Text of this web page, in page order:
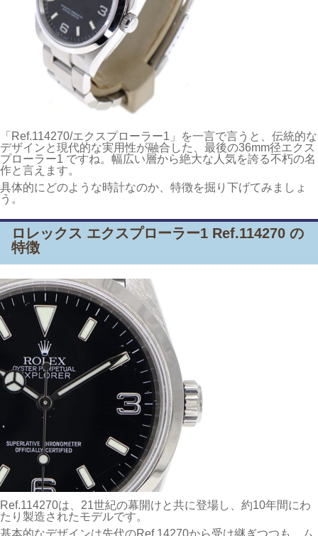
「Ref.114270/エクスプローラー1」を一言で言うと、伝統的な
デザインと現代的な実用性が融合した、最後の36mm径エクス
プローラー1 ですね。幅広い層から絶大な人気を誇る不朽の名
作と言えます。
具体的にどのような時計なのか、特徴を掘り下げてみましょ
う。
ロレックス エクスプローラー1 Ref.114270 の
特徴
Ref.114270は、21世紀の幕開けと共に登場し、約10年間にわ
たり製造されたモデルです。
基本的なデザインは先代のRef.14270から受け継ぎつつも、ム